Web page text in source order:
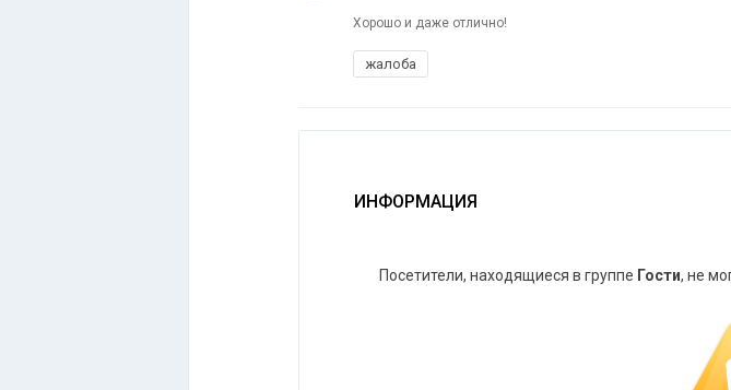
Хорошо и даже отлично!
жалоба
ИНФОРМАЦИЯ
Посетители, находящиеся в группе Гости, не